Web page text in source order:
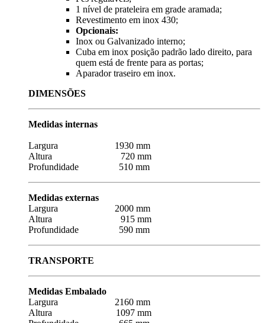
1 nível de prateleira em grade aramada;
Revestimento em inox 430;
Opcionais:
Inox ou Galvanizado interno;
Cuba em inox posição padrão lado direito, para
quem está de frente para as portas;
Aparador traseiro em inox.
DIMENSÕES
Medidas internas
Largura 1930 mm
Altura 720 mm
Profundidade 510 mm
Medidas externas
Largura 2000 mm
Altura 915 mm
Profundidade 590 mm
TRANSPORTE
Medidas Embalado
Largura 2160 mm
Altura 1097 mm